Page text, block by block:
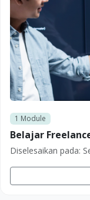
1 Module
Belajar
Diselesaikan pada: